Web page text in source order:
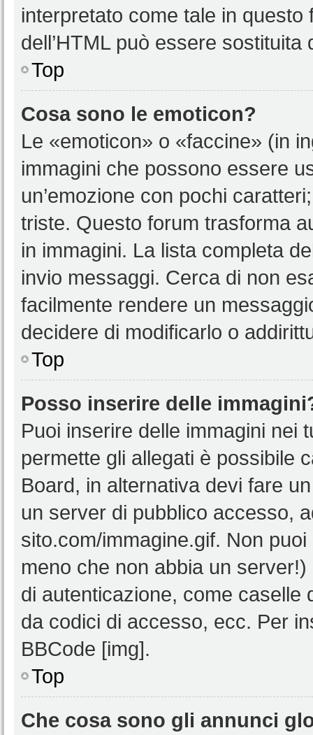
interpretato come tale in
dell’HTML può essere sostituita
Top
Cosa sono le emoticon?
Le «emoticon» o «faccine» (in
immagini che possono essere
un’emozione con pochi
triste. Questo forum trasforma
in immagini. La lista completa
invio messaggi. Cerca di non
facilmente rendere un
decidere di modificarlo o
Top
Posso inserire delle
Puoi inserire delle immagini nei
permette gli allegati è possibile
Board, in alternativa devi fare
un server di pubblico accesso,
sito.com/immagine.gif. Non
meno che non abbia un
di autenticazione, come caselle
da codici di accesso, ecc. Per
BBCode [img].
Top
Che cosa sono gli annunci